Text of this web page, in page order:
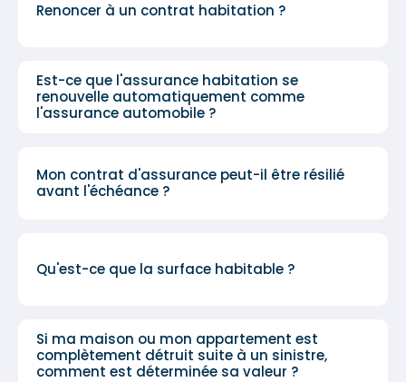
Renoncer à un contrat habitation ?
Est-ce que l'assurance habitation se
renouvelle automatiquement comme
l'assurance automobile ?
Mon contrat d'assurance peut-il être résilié
avant l'échéance ?
Qu'est-ce que la surface habitable ?
Si ma maison ou mon appartement est
complètement détruit suite à un sinistre,
comment est déterminée sa valeur ?